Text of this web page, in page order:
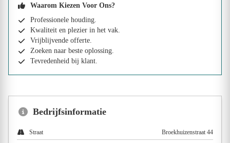
Waarom Kiezen Voor Ons?
Professionele houding.
Kwaliteit en plezier in het vak.
Vrijblijvende offerte.
Zoeken naar beste oplossing.
Tevredenheid bij klant.
Bedrijfsinformatie
Straat Broekhuizenstraat 44